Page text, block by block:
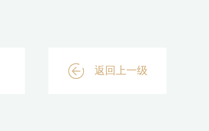
返回上一级